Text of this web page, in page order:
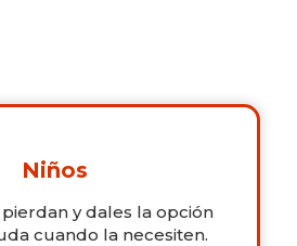
Niños
y dales la opción
cuando la necesiten.